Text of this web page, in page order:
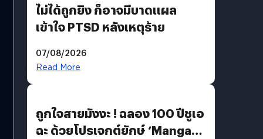
ไม่ได้ถูกยิง ก็อาจมีบาดแผล
เข้าใจ PTSD หลังเหตุร้าย
07/08/2026
Read More
ถูกใจสายมังงะ ! ฉลอง 100 ปีชูเอ
ฉะ ด้วยโปรเจกต์ยักษ์ ‘Manga